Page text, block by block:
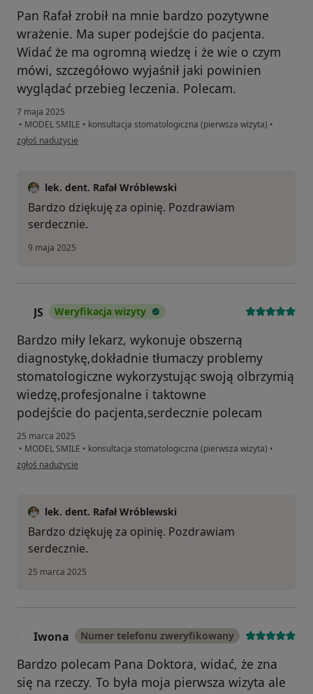
Pan Rafał zrobił na mnie bardzo pozytywne
wrażenie. Ma super podejście do pacjenta.
Widać że ma ogromną wiedzę i że wie o czym
mówi, szczegółowo wyjaśnił jaki powinien
wyglądać przebieg leczenia. Polecam.
7 maja 2025
• MODEL SMILE • konsultacja stomatologiczna (pierwsza wizyta) •
w opinii użytkownika Marcin
zgłoś nadużycie
lek. dent. Rafał Wróblewski
Bardzo dziękuję za opinię. Pozdrawiam
serdecznie.
9 maja 2025
JS Weryfikacja wizyty
Bardzo miły lekarz, wykonuje obszerną
diagnostykę,dokładnie tłumaczy problemy
stomatologiczne wykorzystując swoją olbrzymią
wiedzę,profesjonalne i taktowne
podejście do pacjenta,serdecznie polecam
25 marca 2025
• MODEL SMILE • konsultacja stomatologiczna (pierwsza wizyta) •
w opinii użytkownika JS
zgłoś nadużycie
lek. dent. Rafał Wróblewski
Bardzo dziękuję za opinię. Pozdrawiam
serdecznie.
25 marca 2025
Iwona Numer telefonu zweryfikowany
Bardzo polecam Pana Doktora, widać, że zna
się na rzeczy. To była moja pierwsza wizyta ale